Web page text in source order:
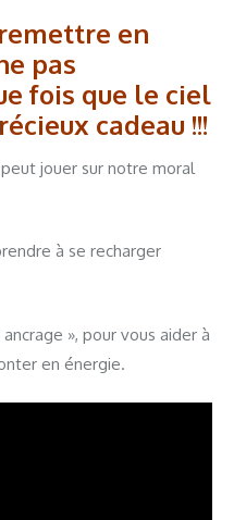
en
pas
fois que le ciel
cadeau !!!
jouer sur notre moral
à se recharger
», pour vous aider à
en énergie.